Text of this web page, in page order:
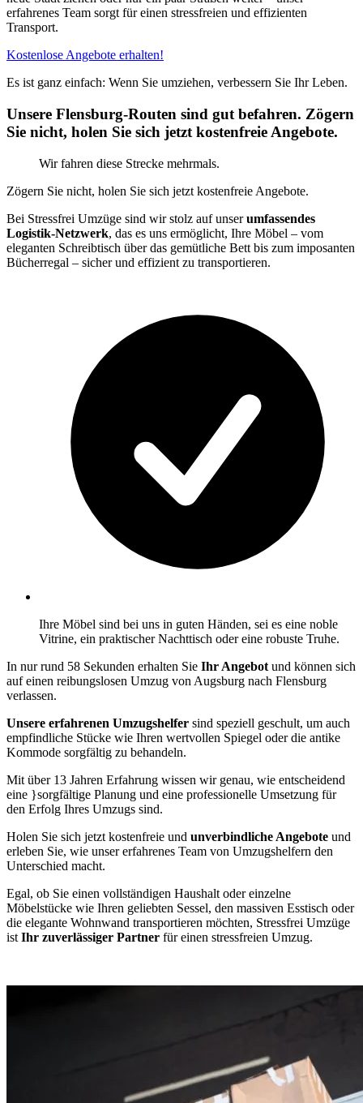
erfahrenes Team sorgt für einen stressfreien und effizienten
Transport.
Kostenlose Angebote erhalten!
Es ist ganz einfach: Wenn Sie umziehen, verbessern Sie Ihr Leben.
Unsere Flensburg-Routen sind gut befahren. Zögern
Sie nicht, holen Sie sich jetzt kostenfreie Angebote.
Wir fahren diese Strecke mehrmals.
Zögern Sie nicht, holen Sie sich jetzt kostenfreie Angebote.
Bei Stressfrei Umzüge sind wir stolz auf unserumfassendes
Logistik-Netzwerk, das es uns ermöglicht, Ihre Möbel – vom
eleganten Schreibtisch über das gemütliche Bett bis zum imposanten
Bücherregal – sicher und effizient zu transportieren.
Ihre Möbel sind bei uns in guten Händen, sei es eine noble
Vitrine, ein praktischer Nachttisch oder eine robuste Truhe.
In nur rund 58 Sekunden erhalten Sie Ihr Angebot und können sich
auf einen reibungslosen Umzug von Augsburg nach Flensburg
verlassen.
Unsere erfahrenen Umzugshelfer sind speziell geschult, um auch
empfindliche Stücke wie Ihren wertvollen Spiegel oder die antike
Kommode sorgfältig zu behandeln.
Mit über 13 Jahren Erfahrung wissen wir genau, wie entscheidend
eine }sorgfältige Planung und eine professionelle Umsetzung für
den Erfolg Ihres Umzugs sind.
Holen Sie sich jetzt kostenfreie und unverbindliche Angebote und
erleben Sie, wie unser erfahrenes Team von Umzugshelfern den
Unterschied macht.
Egal, ob Sie einen vollständigen Haushalt oder einzelne
Möbelstücke wie Ihren geliebten Sessel, den massiven Esstisch oder
die elegante Wohnwand transportieren möchten, Stressfrei Umzüge
ist Ihr zuverlässiger Partner für einen stressfreien Umzug.